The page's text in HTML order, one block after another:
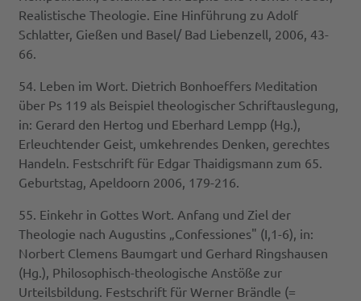
Realistische Theologie. Eine Hinführung zu Adolf
Schlatter, Gießen und Basel/ Bad Liebenzell, 2006, 43-
66.
54. Leben im Wort. Dietrich Bonhoeffers Meditation
über Ps 119 als Beispiel theologischer Schriftauslegung,
in: Gerard den Hertog und Eberhard Lempp (Hg.),
Erleuchtender Geist, umkehrendes Denken, gerechtes
Handeln. Festschrift für Edgar Thaidigsmann zum 65.
Geburtstag, Apeldoorn 2006, 179-216.
55. Einkehr in Gottes Wort. Anfang und Ziel der
Theologie nach Augustins „Confessiones" (I,1-6), in:
Norbert Clemens Baumgart und Gerhard Ringshausen
(Hg.), Philosophisch-theologische Anstöße zur
Urteilsbildung. Festschrift für Werner Brändle (=